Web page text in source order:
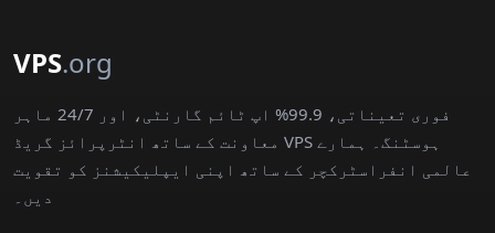
VPS.org
فوری تعیناتی، 99.9% اپ ٹائم گارنٹی، اور 24/7 ماہر
معاونت کے ساتھ انٹرپرائز گریڈ VPS ہوسٹنگ۔ ہمارے
عالمی انفراسٹرکچر کے ساتھ اپنی ایپلیکیشنز کو تقویت
دیں۔